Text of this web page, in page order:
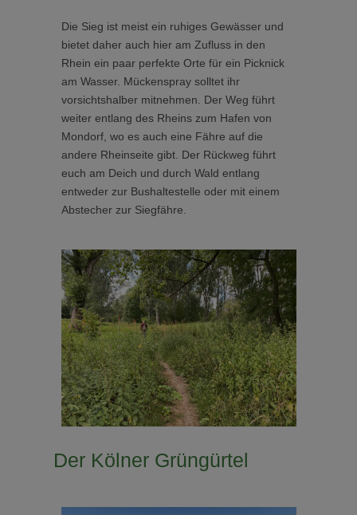
Die Sieg ist meist ein ruhiges Gewässer und
bietet daher auch hier am Zufluss in den
Rhein ein paar perfekte Orte für ein Picknick
am Wasser. Mückenspray solltet ihr
vorsichtshalber mitnehmen. Der Weg führt
weiter entlang des Rheins zum Hafen von
Mondorf, wo es auch eine Fähre auf die
andere Rheinseite gibt. Der Rückweg führt
euch am Deich und durch Wald entlang
entweder zur Bushaltestelle oder mit einem
Abstecher zur Siegfähre.
Der Kölner Grüngürtel